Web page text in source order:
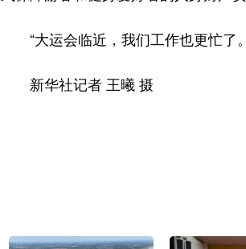
“大运会临近，我们工作也更忙了
新华社记者 王曦 摄